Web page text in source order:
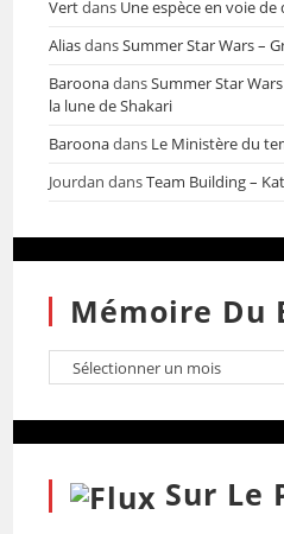
Vertdans Une espèce en voie
AliasdansSummer Star Wars –
BaroonadansSummer Star
la lune de Shakari
Baroonadans Le Ministère du
Jourdan dansTeam Building –
Mémoire Du
Sur Le